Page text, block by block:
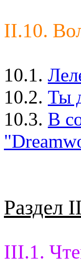
II.10.
10.1.
10.2. Ты
10.3. В
Раздел
III.1.